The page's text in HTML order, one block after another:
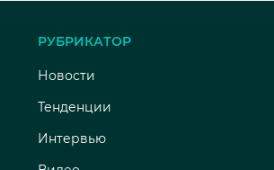
РУБРИКАТОР
Новости
Тенденции
Интервью